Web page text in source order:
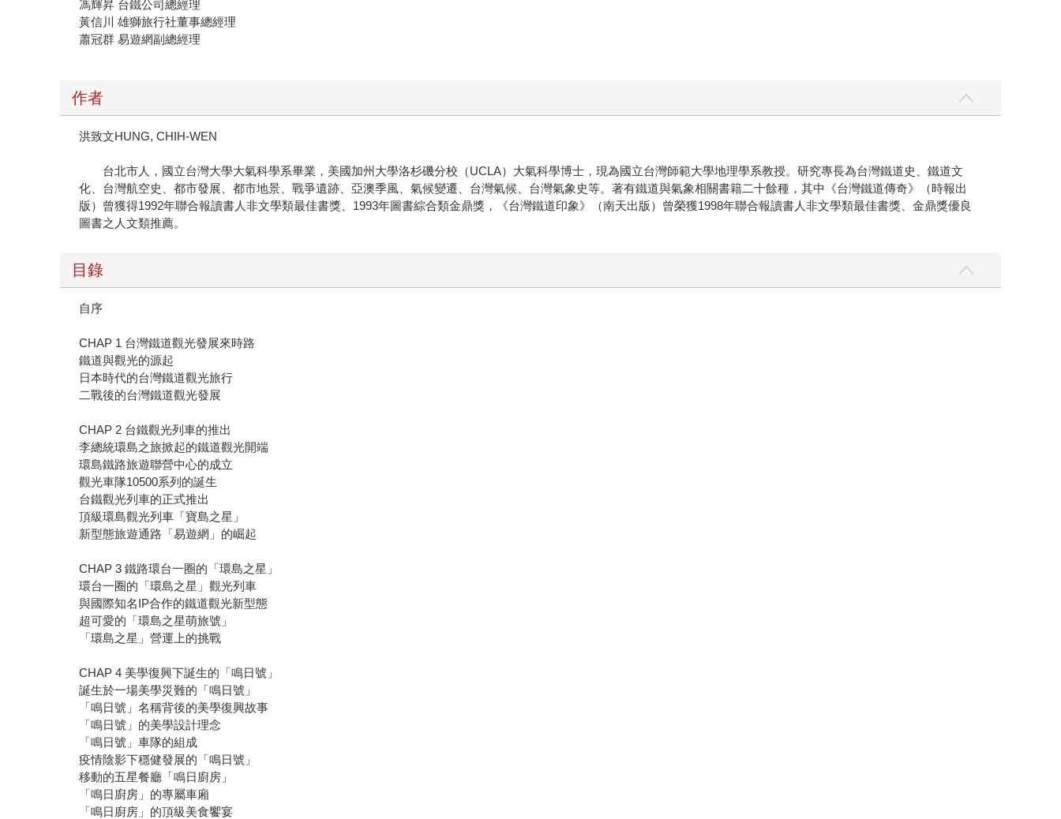
馮輝昇 台鐵公司總經理
黃信川 雄獅旅行社董事總經理
蕭冠群 易遊網副總經理
作者
洪致文HUNG, CHIH-WEN
台北市人，國立台灣大學大氣科學系畢業，美國加州大學洛杉磯分校（UCLA）大氣科學博士，現為國立台灣師範大學地理學系教授。研究專長為台灣鐵道史、鐵道文
化、台灣航空史、都市發展、都市地景、戰爭遺跡、亞澳季風、氣候變遷、台灣氣候、台灣氣象史等。著有鐵道與氣象相關書籍二十餘種，其中《台灣鐵道傳奇》（時報出
版）曾獲得1992年聯合報讀書人非文學類最佳書獎、1993年圖書綜合類金鼎獎，《台灣鐵道印象》（南天出版）曾榮獲1998年聯合報讀書人非文學類最佳書獎、金鼎獎優良
圖書之人文類推薦。
目錄
自序
CHAP 1 台灣鐵道觀光發展來時路
鐵道與觀光的源起
日本時代的台灣鐵道觀光旅行
二戰後的台灣鐵道觀光發展
CHAP 2 台鐵觀光列車的推出
李總統環島之旅掀起的鐵道觀光開端
環島鐵路旅遊聯營中心的成立
觀光車隊10500系列的誕生
台鐵觀光列車的正式推出
頂級環島觀光列車「寶島之星」
新型態旅遊通路「易遊網」的崛起
CHAP 3 鐵路環台一圈的「環島之星」
環台一圈的「環島之星」觀光列車
與國際知名IP合作的鐵道觀光新型態
超可愛的「環島之星萌旅號」
「環島之星」營運上的挑戰
CHAP 4 美學復興下誕生的「鳴日號」
誕生於一場美學災難的「鳴日號」
「鳴日號」名稱背後的美學復興故事
「鳴日號」的美學設計理念
「鳴日號」車隊的組成
疫情陰影下穩健發展的「鳴日號」
移動的五星餐廳「鳴日廚房」
「鳴日廚房」的專屬車廂
「鳴日廚房」的頂級美食饗宴